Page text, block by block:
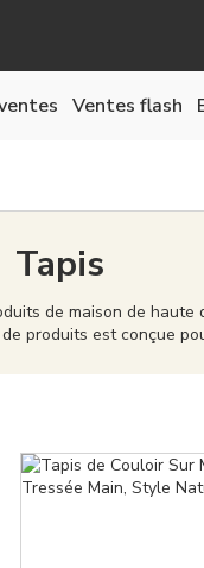
Ventes flash
Tapis
de maison de
produits est conçue